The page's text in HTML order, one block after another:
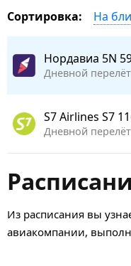
Сортировка: На
Нордавиа 5N
Дневной перелёт
S7 Airlines S7
Дневной перелёт
Из расписания вы
авиакомпании,